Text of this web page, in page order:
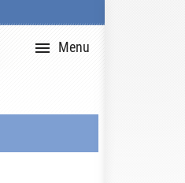
Version
Menu